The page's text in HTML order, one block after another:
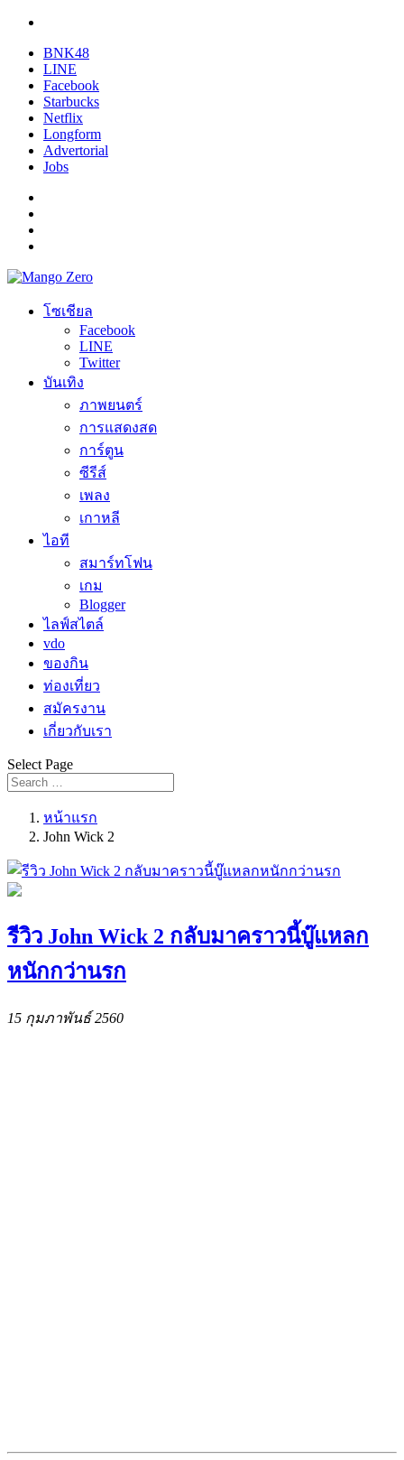
BNK48
LINE
Facebook
Starbucks
Netflix
Longform
Advertorial
Jobs
โซเชียล
Facebook
LINE
Twitter
บันเทิง
ภาพยนตร์
การแสดงสด
การ์ตูน
ซีรีส์
เพลง
เกาหลี
ไอที
สมาร์ทโฟน
เกม
Blogger
ไลฟ์สไตล์
vdo
ของกิน
ท่องเที่ยว
สมัครงาน
เกี่ยวกับเรา
Select Page
หน้าแรก
John Wick 2
รีวิว John Wick 2 กลับมาคราวนี้บู๊แหลก
หนักกว่านรก
15 กุมภาพันธ์ 2560